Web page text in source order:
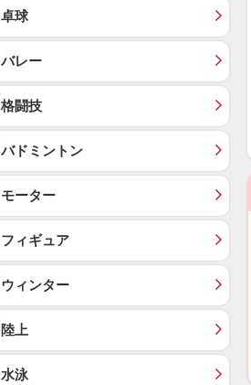
卓球
バレー
格闘技
バドミントン
モーター
フィギュア
ウィンター
陸上
水泳